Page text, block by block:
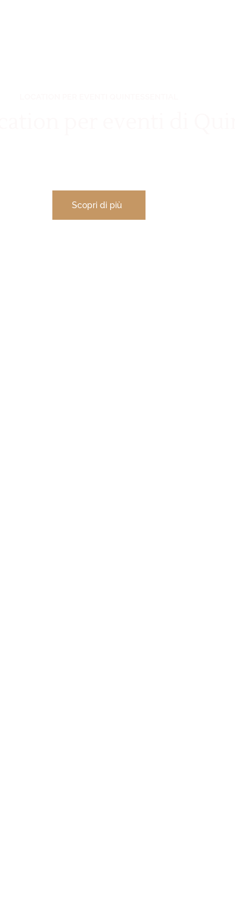
Scopri di più